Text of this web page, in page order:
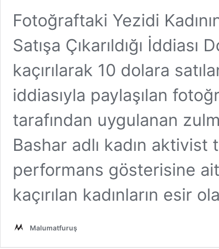
Fotoğraftaki Yezidi
Satışa Çıkarıldığı
kaçırılarak 10 dolara
iddiasıyla paylaşılan
tarafından uygulanan
Bashar adlı kadın
performans gösterisine
kaçırılan kadınların esir
Malumatfuruş